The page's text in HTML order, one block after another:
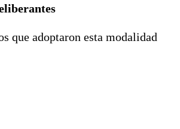
que adoptaron esta modalidad